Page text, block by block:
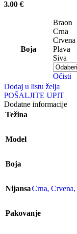
3.00 €
Boja
Braon
Crna
Crvena
Plava
Siva
Očisti
Dodaj u listu želja
POŠALJITE UPIT
Dodatne informacije
Težina
Model
Boja
NijansaCrna, Crvena,
Pakovanje